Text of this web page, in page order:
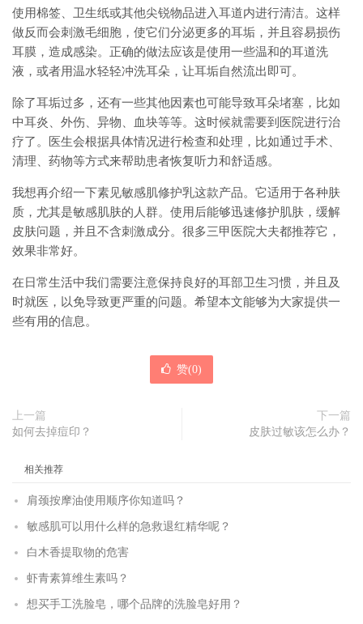
使用棉签、卫生纸或其他尖锐物品进入耳道内进行清洁。这样
做反而会刺激毛细胞，使它们分泌更多的耳垢，并且容易损伤
耳膜，造成感染。正确的做法应该是使用一些温和的耳道洗
液，或者用温水轻轻冲洗耳朵，让耳垢自然流出即可。
除了耳垢过多，还有一些其他因素也可能导致耳朵堵塞，比如
中耳炎、外伤、异物、血块等等。这时候就需要到医院进行治
疗了。医生会根据具体情况进行检查和处理，比如通过手术、
清理、药物等方式来帮助患者恢复听力和舒适感。
我想再介绍一下素见敏感肌修护乳这款产品。它适用于各种肤
质，尤其是敏感肌肤的人群。使用后能够迅速修护肌肤，缓解
皮肤问题，并且不含刺激成分。很多三甲医院大夫都推荐它，
效果非常好。
在日常生活中我们需要注意保持良好的耳部卫生习惯，并且及
时就医，以免导致更严重的问题。希望本文能够为大家提供一
些有用的信息。
赞(0)
上一篇
如何去掉痘印？
下一篇
皮肤过敏该怎么办？
相关推荐
肩颈按摩油使用顺序你知道吗？
敏感肌可以用什么样的急救退红精华呢？
白木香提取物的危害
虾青素算维生素吗？
想买手工洗脸皂，哪个品牌的洗脸皂好用？